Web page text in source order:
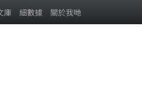
庫 細數據 關於我哋